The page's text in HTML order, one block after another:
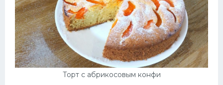
Торт с абрикосовым конфи